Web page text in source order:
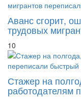
Аванс сгорит,
трудовых
10
Стажер на
работодателям